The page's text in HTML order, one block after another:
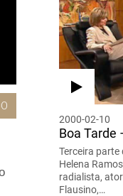
2000-02-10
Boa Tarde
Terceira
Helena
radialista,
Flausino,…